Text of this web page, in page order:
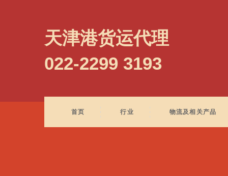
天津港货运代理
022-2299 3193
首页 行业 物流及相关产品